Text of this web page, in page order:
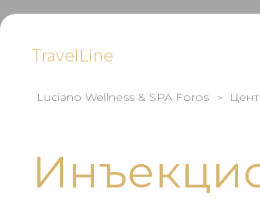
TravelLine
Luciano Wellness & SPA Foros